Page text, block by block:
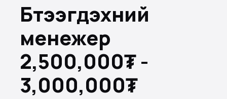
Бүтээгдэхүүний
менежер
2,500,000₮ -
3,000,000₮